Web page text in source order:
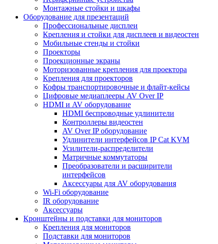
Монтажные стойки и шкафы
Оборудование для презентаций
Профессиональные дисплеи
Крепления и стойки для дисплеев и видеостен
Мобильные стенды и стойки
Проекторы
Проекционные экраны
Моторизованные крепления для проектора
Крепления для проекторов
Кофры транспортировочные и флайт-кейсы
Цифровые медиаплееры AV Over IP
HDMI и AV оборудование
HDMI беспроводные удлинители
Контроллеры видеостен
AV Over IP оборудование
Удлинители интерфейсов IP Cat KVM
Усилители-распределители
Матричные коммутаторы
Преобразователи и расширители
интерфейсов
Аксессуары для AV оборудования
Wi-Fi оборудование
IR оборудование
Аксессуары
Кронштейны и подставки для мониторов
Крепления для мониторов
Подставки для мониторов